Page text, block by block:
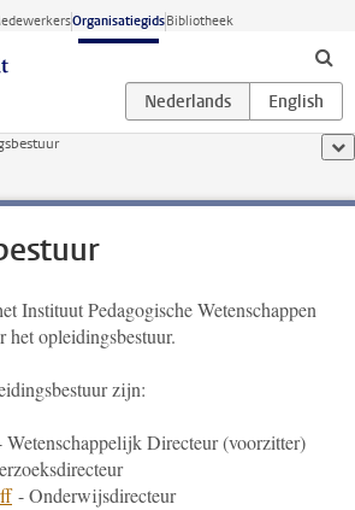
OrganisatiegidsBibliotheek
Instituut Pedagogische Wetenschappen
het opleidingsbestuur.
zijn:
Wetenschappelijk Directeur (voorzitter)
- Onderwijsdirecteur